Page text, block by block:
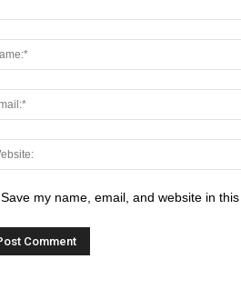
Save my name, email, and website in